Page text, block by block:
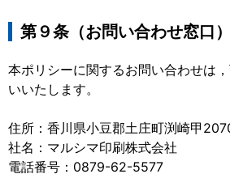
第９条（お問い合わせ窓口）
本ポリシーに関するお問い合わせは
いいたします。
住所：香川県小豆郡土庄町渕崎甲
社名：マルシマ印刷株式会社
電話番号：0879-62-5577